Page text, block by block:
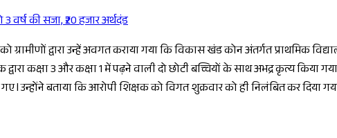
Sponsored
की सजा, ₹20 हजार अर्थदंड
द्वारा उन्हें अवगत कराया गया कि विकास खंड कोन अंतर्गत प्राथमिक
कक्षा 3 और कक्षा 1 में पढ़ने वाली दो छोटी बच्चियों के साथ अभद्र कृत्य किया
l उन्होंने बताया कि आरोपी शिक्षक को विगत शुक्रवार को ही निलंबित कर दिया